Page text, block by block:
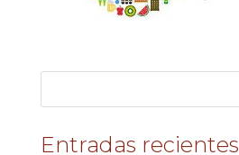
Entradas recientes